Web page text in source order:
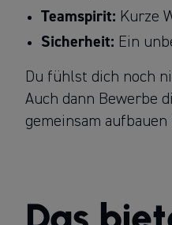
Teamspirit: Kurze
Sicherheit: Ein
Du fühlst dich noch
Auch dann Bewerbe
gemeinsam aufbauen